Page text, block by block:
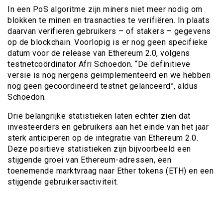
In een PoS algoritme zijn miners niet meer nodig om
blokken te minen en trasnacties te verifiëren. In plaats
daarvan verifiëren gebruikers – of stakers – gegevens
op de blockchain. Voorlopig is er nog geen specifieke
datum voor de release van Ethereum 2.0, volgens
testnetcoördinator Afri Schoedon. “De definitieve
versie is nog nergens geïmplementeerd en we hebben
nog geen gecoördineerd testnet gelanceerd”, aldus
Schoedon.
Drie belangrijke statistieken laten echter zien dat
investeerders en gebruikers aan het einde van het jaar
sterk anticiperen op de integratie van Ethereum 2.0.
Deze positieve statistieken zijn bijvoorbeeld een
stijgende groei van Ethereum-adressen, een
toenemende marktvraag naar Ether tokens (ETH) en een
stijgende gebruikersactiviteit.